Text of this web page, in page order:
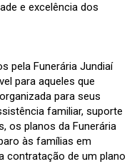
e excelência dos
pela Funerária Jundiaí
para aqueles que
para seus
familiar, suporte
os planos da Funerária
às famílias em
contratação de um plano